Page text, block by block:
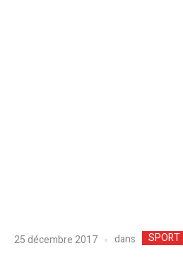
25 décembre 2017 dans SPORT